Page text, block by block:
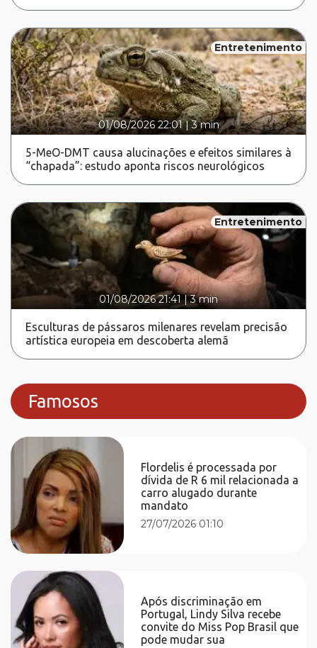
Entretenimento
01/08/2026 22:01|3 min
5-MeO-DMT causa alucinações e efeitos similares à
“chapada”: estudo aponta riscos neurológicos
Entretenimento
01/08/2026 21:41 |3 min
Esculturas de pássaros milenares revelam precisão
artística europeia em descoberta alemã
Famosos
Flordelis é processada por
dívida de R 6 mil relacionada a
carro alugado durante
mandato
27/07/2026 01:10
Após discriminação em
Portugal, Lindy Silva recebe
convite do Miss Pop Brasil que
pode mudar sua